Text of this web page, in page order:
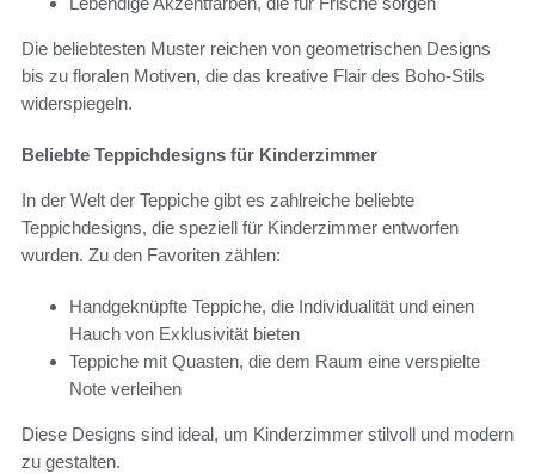
Die beliebtesten Muster reichen von geometrischen Designs
bis zu floralen Motiven, die das kreative Flair des Boho-Stils
widerspiegeln.
Beliebte Teppichdesigns für Kinderzimmer
In der Welt der Teppiche gibt es zahlreiche beliebte
Teppichdesigns, die speziell für Kinderzimmer entworfen
wurden. Zu den Favoriten zählen:
Handgeknüpfte Teppiche, die Individualität und einen
Hauch von Exklusivität bieten
Teppiche mit Quasten, die dem Raum eine verspielte
Note verleihen
Diese Designs sind ideal, um Kinderzimmer stilvoll und modern
zu gestalten.